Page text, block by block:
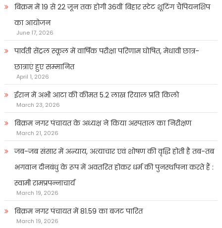
बिक्रम में 19 से 22 जून तक होगी 36वीं बिहार स्टेट शूटिंग चैंपियनशिप
का आयोजन
June 17, 2026
पार्वती सेंट्रल स्कूल में वार्षिक परीक्षा परिणाम घोषित, मेधावी छात्र-
छात्राएं हुए सम्मानित
April 1, 2026
ईरान में अभी आटा की कीमत 5.2 लाख रियाल प्रति किलो
March 23, 2026
बिक्रम नगर पंचायत के अध्यक्ष ने किया अस्पताल का निरीक्षण
March 21, 2026
जब-जब संसार में अन्याय, अत्याचार एवं शोषण की वृद्धि होती है तब-तब
भगवान दीनबंधु के रूप में अवतरित होकर धर्म की पुनर्स्थापना करते हैं :
स्वामी रामप्रपन्नाचार्य
March 19, 2026
बिक्रम नगर पंचायत में 81.59 का बजट पारित
March 19, 2026